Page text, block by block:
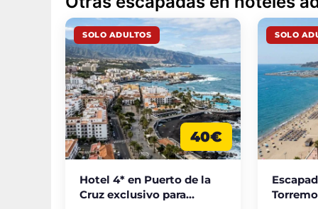
SOLO ADULTOS
40€
Hotel 4* en Puerto de la
Cruz exclusivo para
SOLO